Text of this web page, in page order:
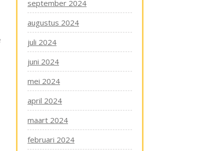
september 2024
augustus 2024
juli 2024
juni 2024
mei 2024
april 2024
maart 2024
februari 2024